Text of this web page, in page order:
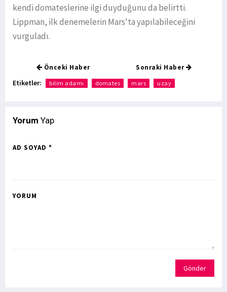
kendi domateslerine ilgi duyduğunu da belirtti.
Lippman, ilk denemelerin Mars'ta yapılabileceğini
vurguladı.
Önceki Haber Sonraki Haber
Etiketler: bilim adamı domates mars uzay
Yorum Yap
AD SOYAD *
YORUM
Gönder